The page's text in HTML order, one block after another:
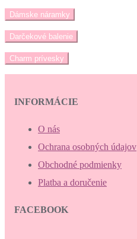
Dámske náramky
Darčekové balenie
Charm prívesky
INFORMÁCIE
O nás
Ochrana osobných údajov
Obchodné podmienky
Platba a doručenie
FACEBOOK